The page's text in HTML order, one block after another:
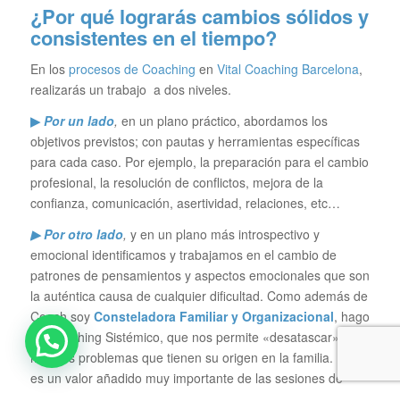
¿Por qué lograrás cambios sólidos y
consistentes en el tiempo?
En los procesos de Coaching en Vital Coaching Barcelona,
realizarás un trabajo a dos niveles.
▶Por un lado, en un plano práctico, abordamos los
objetivos previstos; con pautas y herramientas específicas
para cada caso. Por ejemplo, la preparación para el cambio
profesional, la resolución de conflictos, mejora de la
confianza, comunicación, asertividad, relaciones, etc…
▶ Por otro lado, y en un plano más introspectivo y
emocional identificamos y trabajamos en el cambio de
patrones de pensamientos y aspectos emocionales que son
la auténtica causa de cualquier dificultad. Como además de
Coach soy Consteladora Familiar y Organizacional, hago
un Coaching Sistémico, que nos permite «desatascar»
muchos problemas que tienen su origen en la familia. Este
es un valor añadido muy importante de las sesiones de